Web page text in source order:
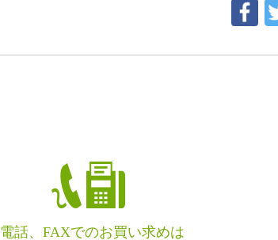
電話、FAXでのお買い求めは